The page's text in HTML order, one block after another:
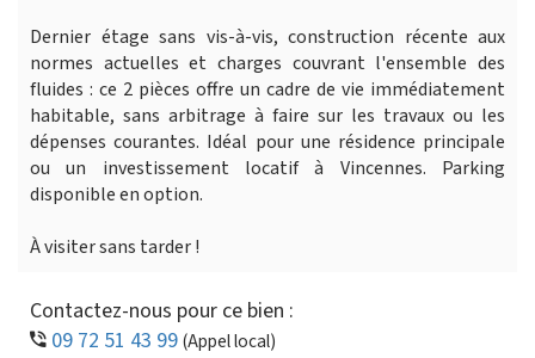
Dernier étage sans vis-à-vis, construction récente aux
normes actuelles et charges couvrant l'ensemble des
fluides : ce 2 pièces offre un cadre de vie immédiatement
habitable, sans arbitrage à faire sur les travaux ou les
dépenses courantes. Idéal pour une résidence principale
ou un investissement locatif à Vincennes. Parking
disponible en option.
À visiter sans tarder !
Contactez-nous pour ce bien :
09 72 51 43 99(Appel local)